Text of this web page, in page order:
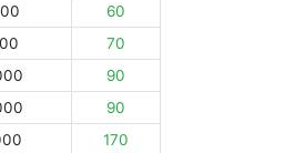
60
70
90
90
170